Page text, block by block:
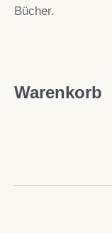
Bücher.
Warenkorb